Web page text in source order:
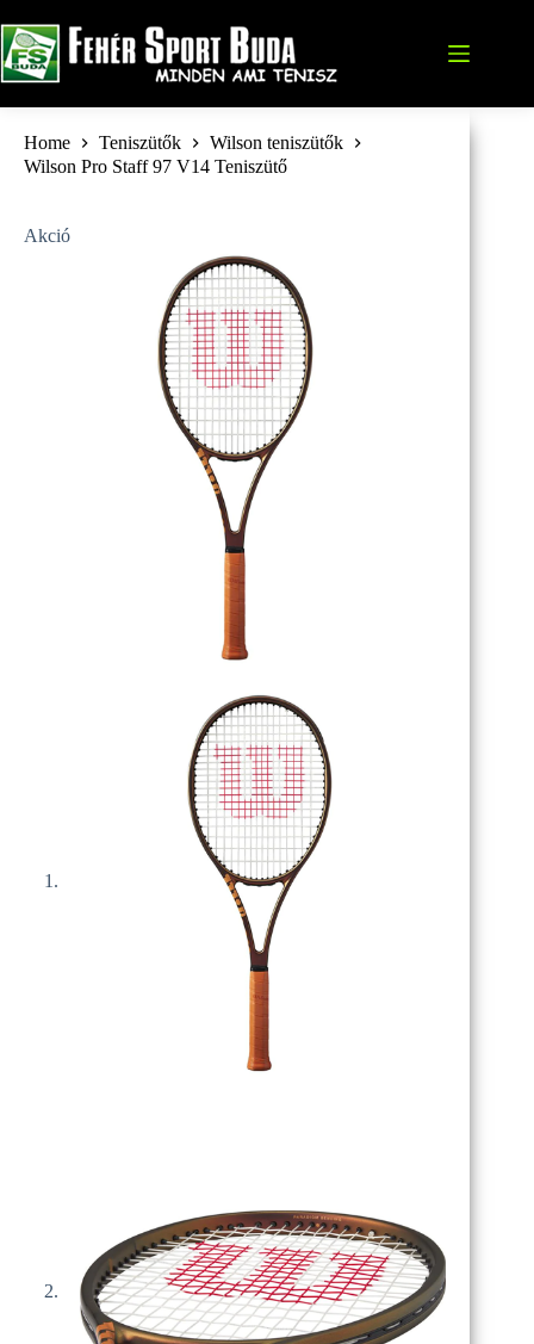
to
content
Home Teniszütők
Wilson teniszütők
Wilson Pro Staff 97 V14 Teniszütő
Akció